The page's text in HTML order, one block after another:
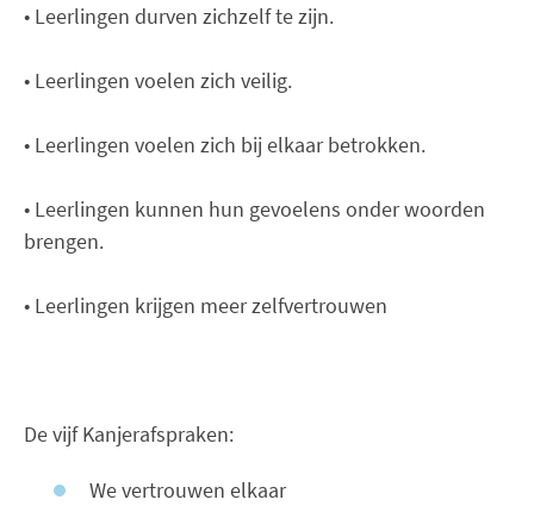
• Leerlingen durven zichzelf te zijn.
• Leerlingen voelen zich veilig.
• Leerlingen voelen zich bij elkaar betrokken.
• Leerlingen kunnen hun gevoelens onder woorden
brengen.
• Leerlingen krijgen meer zelfvertrouwen
De vijf Kanjerafspraken:
We vertrouwen elkaar